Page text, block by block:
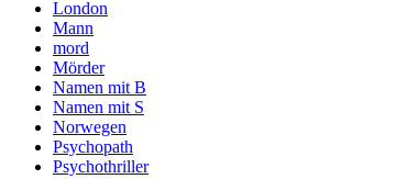
London
Mann
mord
Mörder
Namen mit B
Namen mit S
Norwegen
Psychopath
Psychothriller